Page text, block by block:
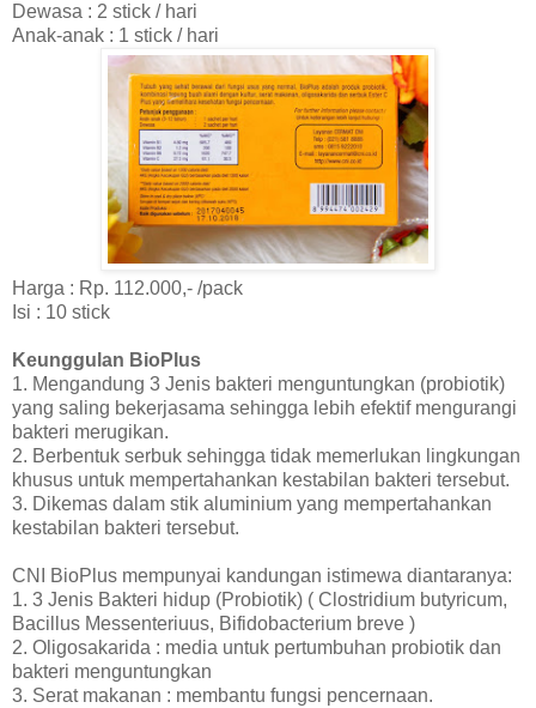
Dewasa : 2 stick / hari
Anak-anak : 1 stick / hari
Harga : Rp. 112.000,- /pack
Isi : 10 stick
Keunggulan BioPlus
1. Mengandung 3 Jenis bakteri menguntungkan (probiotik)
yang saling bekerjasama sehingga lebih efektif mengurangi
bakteri merugikan.
2. Berbentuk serbuk sehingga tidak memerlukan lingkungan
khusus untuk mempertahankan kestabilan bakteri tersebut.
3. Dikemas dalam stik aluminium yang mempertahankan
kestabilan bakteri tersebut.
CNI BioPlus mempunyai kandungan istimewa diantaranya:
1. 3 Jenis Bakteri hidup (Probiotik) ( Clostridium butyricum,
Bacillus Messenteriuus, Bifidobacterium breve )
2. Oligosakarida : media untuk pertumbuhan probiotik dan
bakteri menguntungkan
3. Serat makanan : membantu fungsi pencernaan.